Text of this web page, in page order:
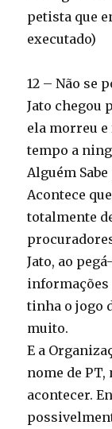
petista que
executado)
12 – Não se
Jato chegou
ela morreu e
tempo a
Alguém
Acontece
totalmente
Jato, ao
informações
tinha o jogo
muito.
E a
nome de
acontecer.